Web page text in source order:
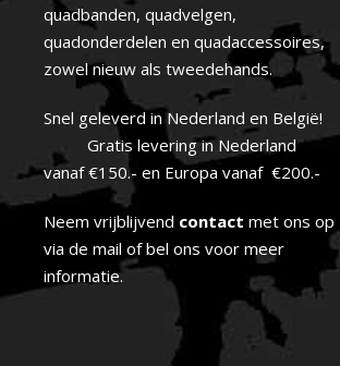
quadbanden, quadvelgen,
quadonderdelen en quadaccessoires,
zowel nieuw als tweedehands.
Snel geleverd in Nederland en België!
Gratis levering in Nederland
vanaf €150.- en Europa vanaf €200.-
Neem vrijblijvend contact met ons op
via de mail of bel ons voor meer
informatie.